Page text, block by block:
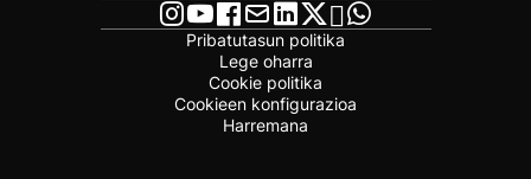
Pribatutasun politika
Lege oharra
Cookie politika
Cookieen konfigurazioa
Harremana